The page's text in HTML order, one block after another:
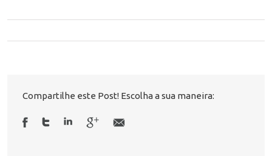
Compartilhe este Post! Escolha a sua maneira: